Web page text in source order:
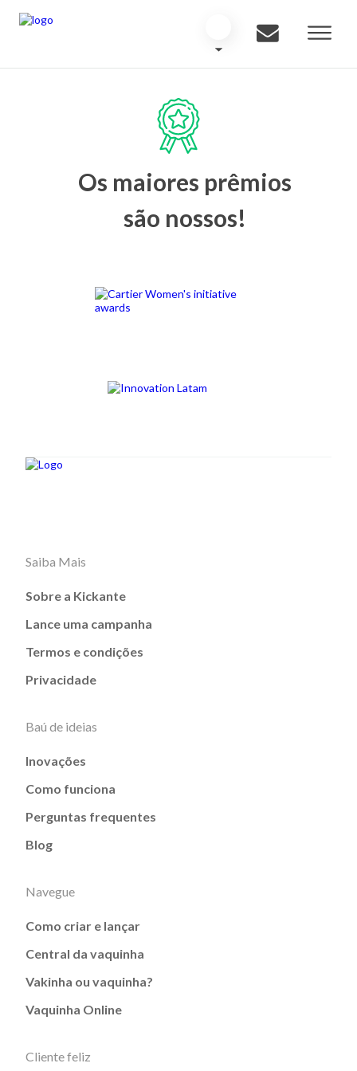
Os maiores prêmios
são nossos!
Saiba Mais
Sobre a Kickante
Lance uma campanha
Termos e condições
Privacidade
Baú de ideias
Inovações
Como funciona
Perguntas frequentes
Blog
Navegue
Como criar e lançar
Central da vaquinha
Vakinha ou vaquinha?
Vaquinha Online
Cliente feliz